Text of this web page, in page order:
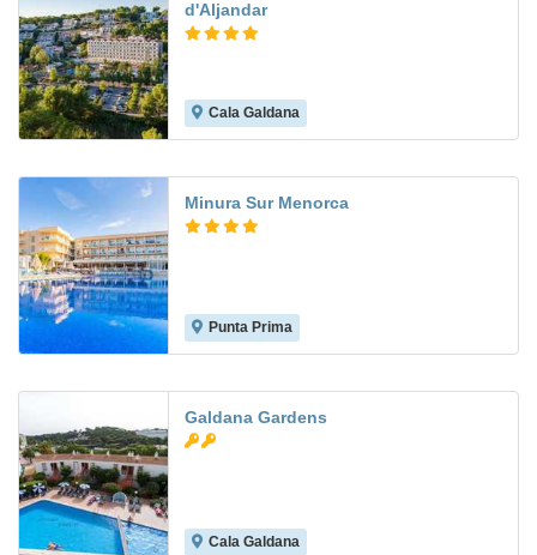
d'Aljandar
Cala Galdana
Minura Sur Menorca
Punta Prima
Galdana Gardens
Cala Galdana